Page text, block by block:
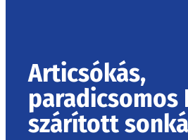
Articsókás,
paradicsomos
szárított